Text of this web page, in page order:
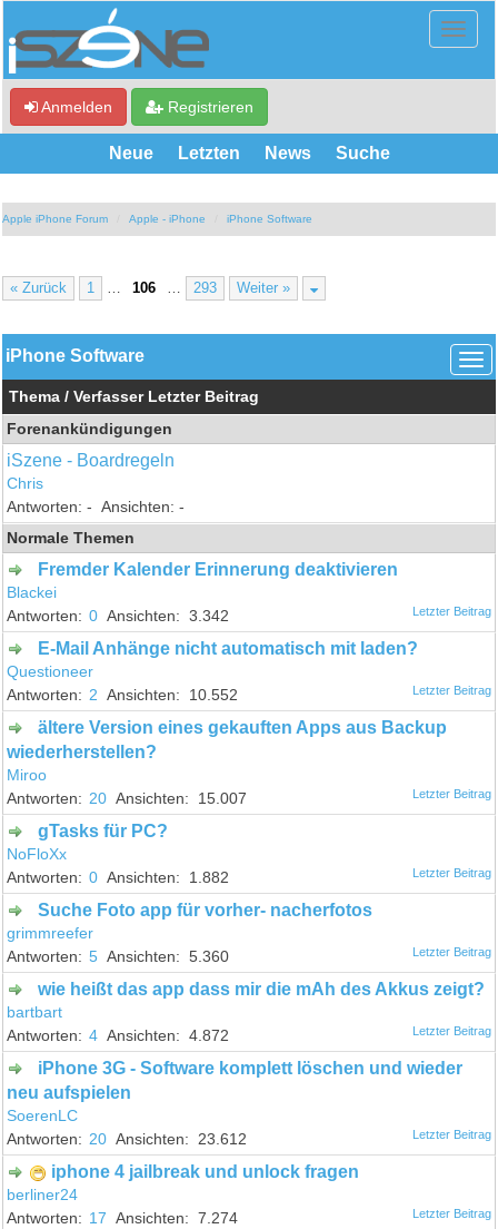
Anmelden Registrieren
Neue Letzten News Suche
Apple iPhone Forum Apple - iPhone iPhone Software
« Zurück 1 106 293 Weiter »
iPhone Software
Thema /Verfasser Letzter Beitrag
Forenankündigungen
iSzene - Boardregeln
Chris
-
-
Normale Themen
Fremder Kalender Erinnerung deaktivieren
Blackei
0
3.342
E-Mail Anhänge nicht automatisch mit laden?
Questioneer
2
10.552
ältere Version eines gekauften Apps aus Backup
wiederherstellen?
Miroo
20
15.007
gTasks für PC?
NoFloXx
0
1.882
Suche Foto app für vorher- nacherfotos
grimmreefer
5
5.360
wie heißt das app dass mir die mAh des Akkus zeigt?
bartbart
4
4.872
iPhone 3G - Software komplett löschen und wieder
neu aufspielen
SoerenLC
20
23.612
iphone 4 jailbreak und unlock fragen
berliner24
17
7.274